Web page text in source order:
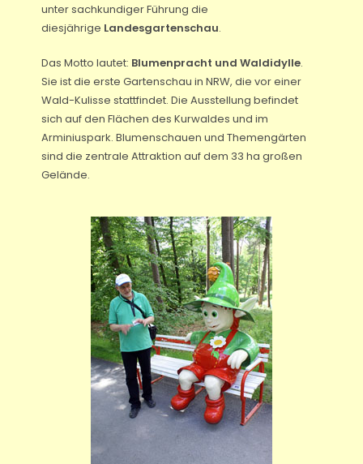
unter sachkundiger Führung die
diesjährige Landesgartenschau.
Das Motto lautet: Blumenpracht und Waldidylle.
Sie ist die erste Gartenschau in NRW, die vor einer
Wald-Kulisse stattfindet. Die Ausstellung befindet
sich auf den Flächen des Kurwaldes und im
Arminiuspark. Blumenschauen und Themengärten
sind die zentrale Attraktion auf dem 33 ha großen
Gelände.